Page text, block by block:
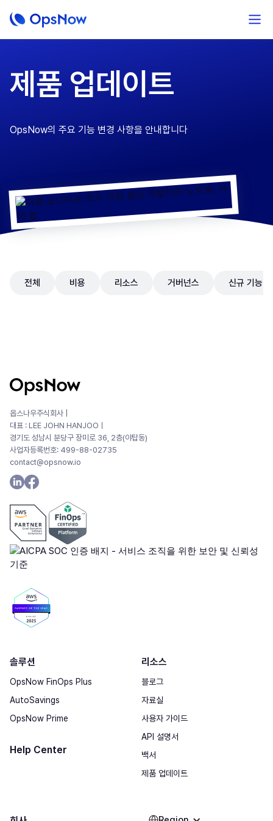
제품 업데이트
OpsNow의 주요 기능 변경 사항을 안내합니다
전체 비용 리소스 거버넌스 신규 기능
옵스나우주식회사 |
대표 : LEE JOHN HANJOOㅣ
경기도 성남시 분당구 장미로 36, 2층(야탑동)
사업자등록번호: 499-88-02735
contact@opsnow.io
솔루션
OpsNow FinOps Plus
AutoSavings
OpsNow Prime
Help Center
리소스
블로그
자료실
사용자 가이드
API 설명서
백서
제품 업데이트